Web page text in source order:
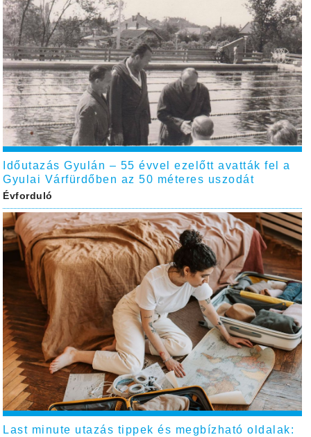
Időutazás Gyulán – 55 évvel ezelőtt avatták fel a
Gyulai Várfürdőben az 50 méteres uszodát
Évforduló
Last minute utazás tippek és megbízható oldalak: